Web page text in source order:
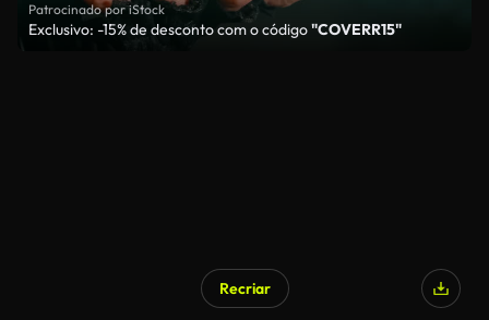
Patrocinado por iStock
Exclusivo: -15% de desconto com o código"COVERR15"
Recriar